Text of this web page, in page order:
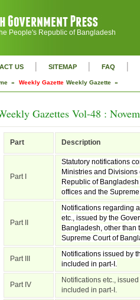
People's Republic of Bangladesh
US | SITEMAP | FAQ |
» Weekly Gazette Weekly Gazette »
Gazettes Vol-48 :
Part Description
Part I
Statutory notifications
Ministries and Divisions
Republic of
offices and the
Part II
Notifications regarding
etc., issued by the
Bangladesh, other than
Supreme Court of
Part III
Notifications issued by
included in part-I.
Part IV
Notifications etc.,
included in part-I.